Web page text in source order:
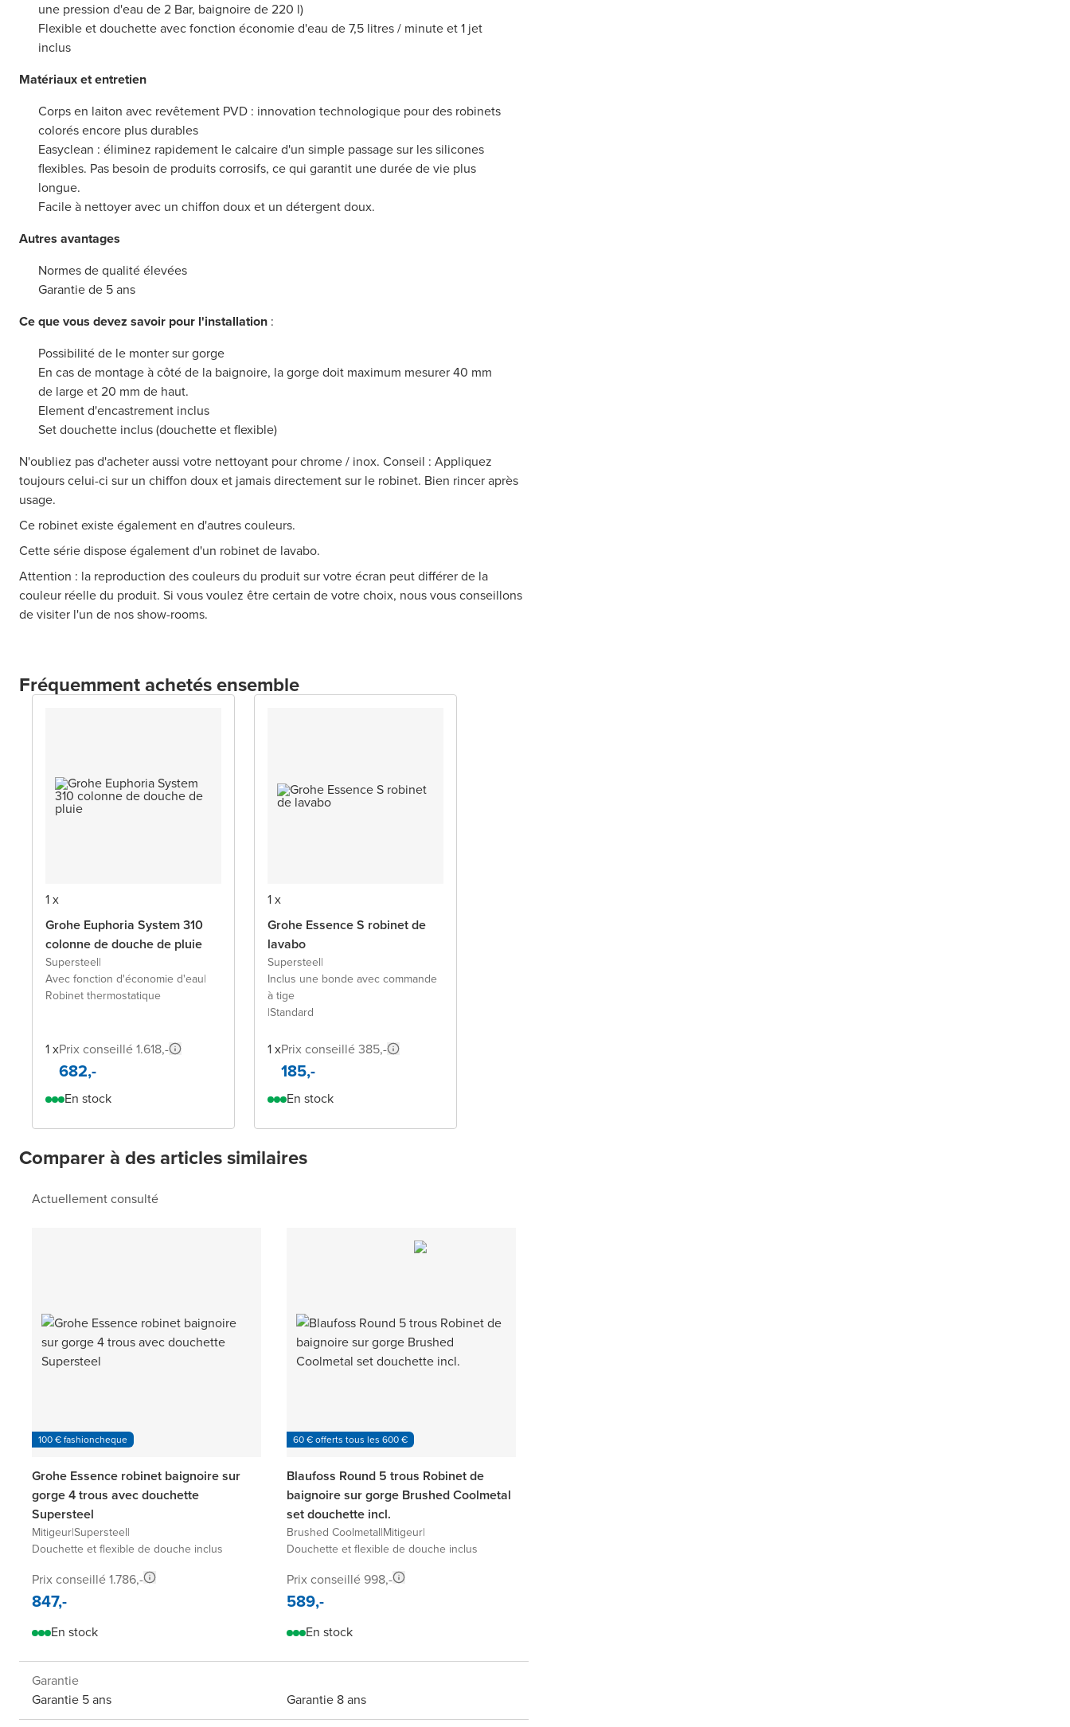
une pression d'eau de 2 Bar, baignoire de 220 l)
Flexible et douchette avec fonction économie d'eau de 7,5 litres / minute et 1 jet
inclus
Matériaux et entretien
Corps en laiton avec revêtement PVD : innovation technologique pour des robinets
colorés encore plus durables
Easyclean : éliminez rapidement le calcaire d'un simple passage sur les silicones
flexibles. Pas besoin de produits corrosifs, ce qui garantit une durée de vie plus
longue.
Facile à nettoyer avec un chiffon doux et un détergent doux.
Autres avantages
Normes de qualité élevées
Garantie de 5 ans
Ce que vous devez savoir pour l'installation :
Possibilité de le monter sur gorge
En cas de montage à côté de la baignoire, la gorge doit maximum mesurer 40 mm
de large et 20 mm de haut.
Element d'encastrement inclus
Set douchette inclus (douchette et flexible)
N'oubliez pas d'acheter aussi votre nettoyant pour chrome / inox. Conseil : Appliquez
toujours celui-ci sur un chiffon doux et jamais directement sur le robinet. Bien rincer après
usage.
Ce robinet existe également en d'autres couleurs.
Cette série dispose également d'un robinet de lavabo.
Attention : la reproduction des couleurs du produit sur votre écran peut différer de la
couleur réelle du produit. Si vous voulez être certain de votre choix, nous vous conseillons
de visiter l'un de nos show-rooms.
Fréquemment achetés ensemble
1 x
Grohe Euphoria System 310
colonne de douche de pluie
Supersteel|
Avec fonction d'économie d'eau|
Robinet thermostatique
1 xPrix conseillé 1.618,-
682,-
En stock
1 x
Grohe Essence S robinet de
lavabo
Supersteel|
Inclus une bonde avec commande
à tige
|Standard
1 xPrix conseillé 385,-
185,-
En stock
Comparer à des articles similaires
Actuellement consulté
100 € fashioncheque
Grohe Essence robinet baignoire sur
gorge 4 trous avec douchette
Supersteel
Mitigeur|Supersteel|
Douchette et flexible de douche inclus
Prix conseillé 1.786,-
847,-
En stock
60 € offerts tous les 600 €
Blaufoss Round 5 trous Robinet de
baignoire sur gorge Brushed Coolmetal
set douchette incl.
Brushed Coolmetal|Mitigeur|
Douchette et flexible de douche inclus
Prix conseillé 998,-
589,-
En stock
Garantie
Garantie 5 ans
Garantie 8 ans